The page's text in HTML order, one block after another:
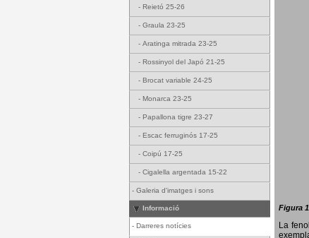
- Reietó 25-26
- Graula 23-25
- Aratinga mitrada 23-25
- Rossinyol del Japó 21-25
- Brocat variable 24-25
- Monarca 23-25
- Papallona tigre 23-27
- Escac ferruginós 17-25
- Coipú 17-25
- Cigalella argentada 15-22
- Galeria d'imatges i sons
Informació
- Darreres notícies
Figura
La